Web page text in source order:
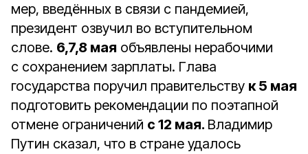
мер, введённых в связи с пандемией,
президент озвучил во вступительном
слове. 6,7,8 мая объявлены нерабочими
с сохранением зарплаты. Глава
государства поручил правительству к 5 мая
подготовить рекомендации по поэтапной
отмене ограничений с 12 мая. Владимир
Путин сказал, что в стране удалось